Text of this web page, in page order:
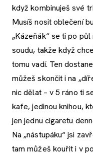
když kombinuješ své
Musíš nosit oblečení
„Kázeňák“ se ti po
soudu, takže když
tomu vadí. Ten
můžeš skončit i na
nic dělat – v 5 ráno ti
kafe, jedinou knihou,
jen jednu cigaretu
Na „nástupáku“ jsi
tam můžeš kouřit i v